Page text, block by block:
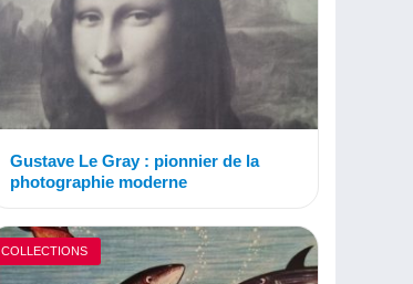
Gustave Le Gray : pionnier de la
photographie moderne
COLLECTIONS